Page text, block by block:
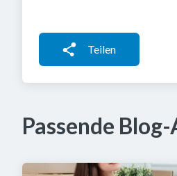
Teilen
Passende